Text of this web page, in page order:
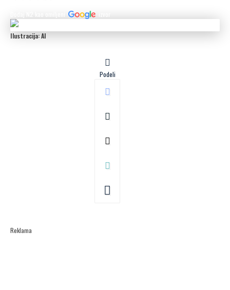
Ilustracija: AI
Podeli
Reklama